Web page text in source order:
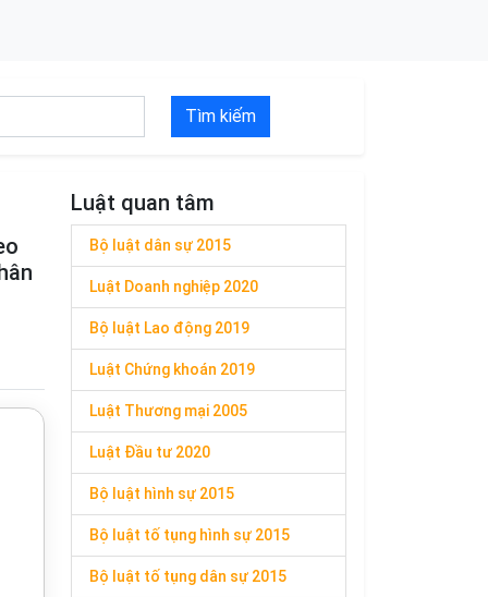
Tìm kiếm
Luật quan tâm
Bộ luật dân sự 2015
Luật Doanh nghiệp 2020
Bộ luật Lao động 2019
Luật Chứng khoán 2019
Luật Thương mại 2005
Luật Đầu tư 2020
Bộ luật hình sự 2015
Bộ luật tố tụng hình sự 2015
Bộ luật tố tụng dân sự 2015